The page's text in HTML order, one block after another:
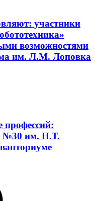
участники
возможностями
им. Л.М. Лоповка
профессий:
№30 им. Н.Т.